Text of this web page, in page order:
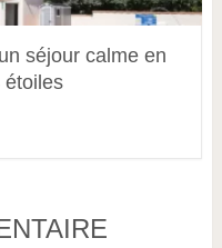
séjour calme en
étoiles